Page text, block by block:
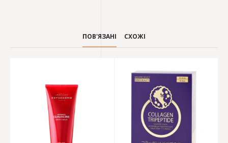
ПОВ'ЯЗАНІ СХОЖІ